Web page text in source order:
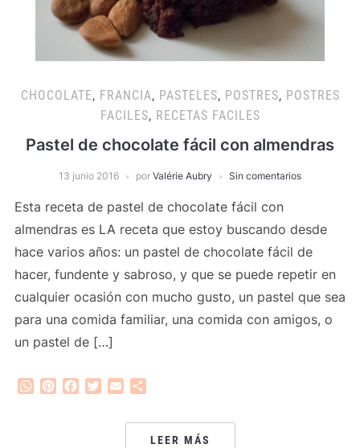
CHOCOLATE, FRANCIA, PASTELES, POSTRES, POSTRES
FACILES, RECETAS FACILES
Pastel de chocolate fácil con almendras
13 junio 2016 por Valérie Aubry Sin comentarios
Esta receta de pastel de chocolate fácil con
almendras es LA receta que estoy buscando desde
hace varios años: un pastel de chocolate fácil de
hacer, fundente y sabroso, y que se puede repetir en
cualquier ocasión con mucho gusto, un pastel que sea
para una comida familiar, una comida con amigos, o
un pastel de […]
WhatsApp
PinterestFacebook
Twitter
Email
LEER MÁS